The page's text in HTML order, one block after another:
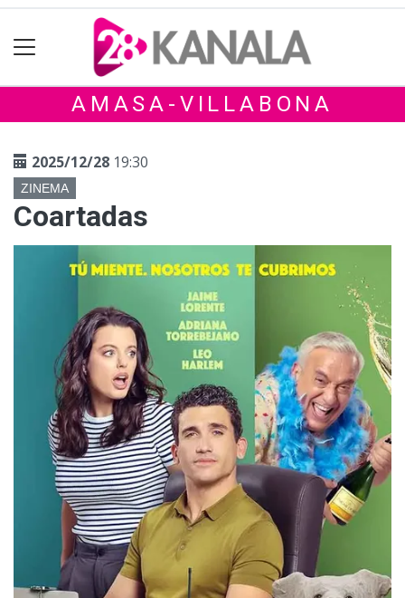
AMASA-VILLABONA
2025/12/28 19:30
ZINEMA
Coartadas